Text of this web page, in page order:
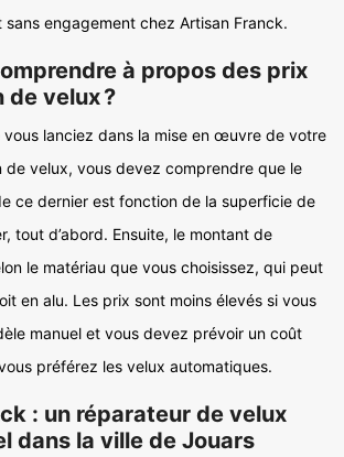
engagement chez Artisan Franck.
à propos des prix
de velux ?
vous lanciez dans la mise en œuvre de votre
de velux, vous devez comprendre que le
ce dernier est fonction de la superficie de
tout d’abord. Ensuite, le montant de
le matériau que vous choisissez, qui peut
en alu. Les prix sont moins élevés si vous
manuel et vous devez prévoir un coût
préférez les velux automatiques.
: un réparateur de velux
dans la ville de Jouars